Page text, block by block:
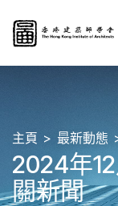
主頁 最新動態
2024年
關新聞